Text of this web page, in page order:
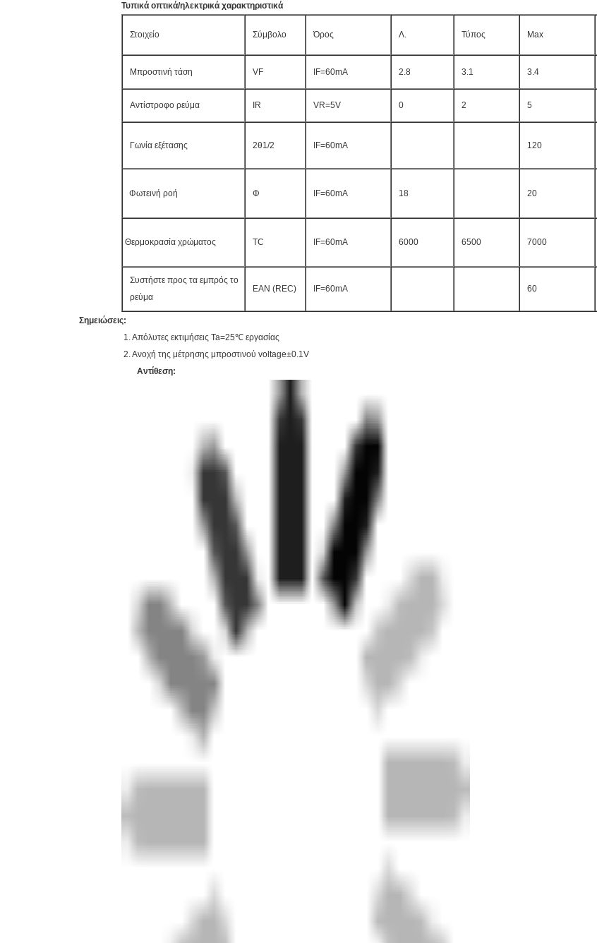
Τυπικά οπτικά/ηλεκτρικά χαρακτηριστικά
Στοιχείο Σύμβολο Όρος Λ. Τύπος Max
Μπροστινή τάση VF IF=60mA 2.8 3.1 3.4
Αντίστροφο ρεύμα IR VR=5V 0 2 5
Γωνία εξέτασης 2θ1/2 IF=60mA 120
Φωτεινή ροή Φ IF=60mA 18 20
Θερμοκρασία χρώματος TC IF=60mA 6000 6500 7000
Συστήστε προς τα εμπρός το
ρεύμα
ΕΑΝ (REC) IF=60mA 60
Σημειώσεις:
1. Απόλυτες εκτιμήσεις Ta=25℃ εργασίας
2. Ανοχή της μέτρησης μπροστινού voltage±0.1V
Αντίθεση: